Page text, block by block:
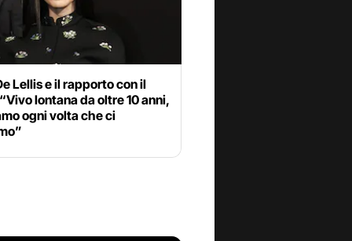
Lellis e il rapporto con il
lontana da oltre 10 anni,
ogni volta che ci